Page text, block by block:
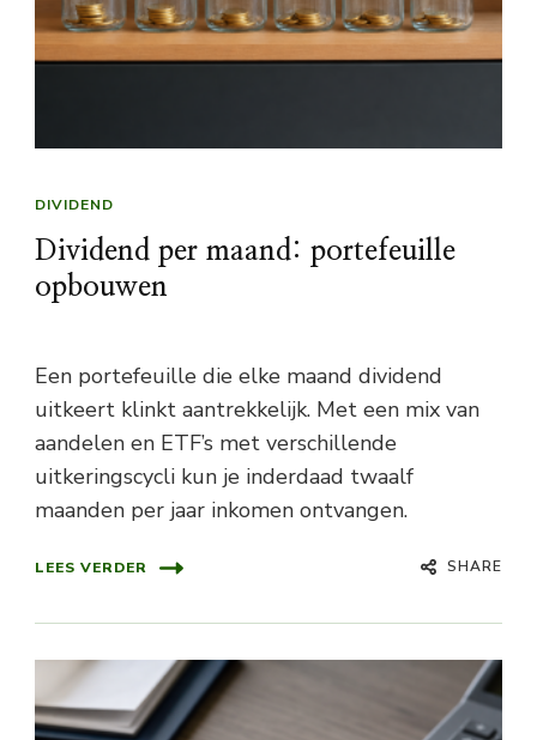
DIVIDEND
Dividend per maand: portefeuille
opbouwen
Een portefeuille die elke maand dividend
uitkeert klinkt aantrekkelijk. Met een mix van
aandelen en ETF’s met verschillende
uitkeringscycli kun je inderdaad twaalf
maanden per jaar inkomen ontvangen.
LEES VERDER SHARE